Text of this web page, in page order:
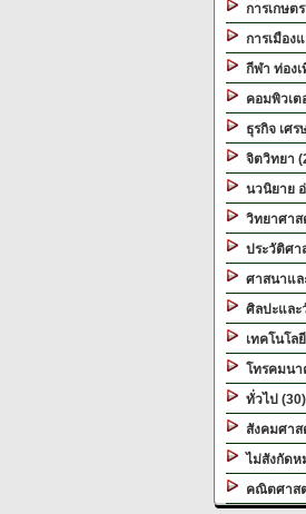
การเกษต
การเมือง
กีฬา ท่อง
คอมพิวเต
ธุรกิจ เศ
จิตวิทยา
นวนิยาย
วิทยาศาส
ประวัติศา
ศาสนาแ
ศิลปะและ
เทคโนโล
โทรคมนา
ทั่วไป (30)
สังคมศาส
ไม่สังกัดห
คณิตศาส